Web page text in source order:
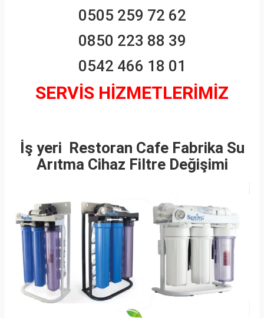
0505 259 72 62
0850 223 88 39
0542 466 18 01
SERVİS HİZMETLERİMİZ
İş yeri Restoran Cafe Fabrika Su
Arıtma Cihaz Filtre Değişimi